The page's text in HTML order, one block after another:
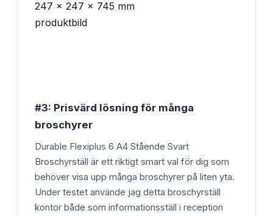
#3: Prisvärd lösning för många
broschyrer
Durable Flexiplus 6 A4 Stående Svart
Broschyrställ är ett riktigt smart val för dig som
behöver visa upp många broschyrer på liten yta.
Under testet använde jag detta broschyrställ
kontor både som informationsställ i reception